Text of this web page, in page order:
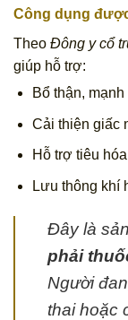
Công dụng
Theo Đông y cổ
giúp hỗ trợ:
Bổ thận,
Cải thiện giấc
Hỗ trợ tiêu
Lưu thông khí
Đây là
phải
Người
thai hoặc